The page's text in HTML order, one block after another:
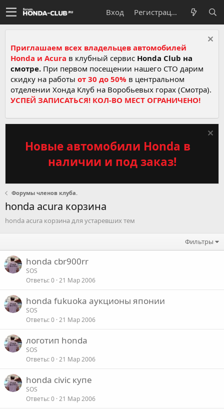
Вход Регистрация
Приглашаем всех владельцев автомобилей
Honda и Acura в клубный сервис Honda Club на
смотре. При первом посещении нашего СТО дарим
скидку на работы от 30 до 50% в центральном
отделении Хонда Клуб на Воробьевых горах (Смотра).
УСПЕЙ ЗАПИСАТЬСЯ! КОЛ-ВО МЕСТ ОГРАНИЧЕНО!
Новые автомобили Honda в
наличии и под заказ!
Форумы членов клуба.
honda acura корзина
honda acura корзина для устаревших тем
Фильтры
honda cbr900rr
SOS
Ответы 0 21 Мар 2006
honda fukuoka аукционы японии
SOS
Ответы 0 21 Мар 2006
логотип honda
SOS
Ответы 0 21 Мар 2006
honda civic купе
SOS
Ответы 0 21 Мар 2006